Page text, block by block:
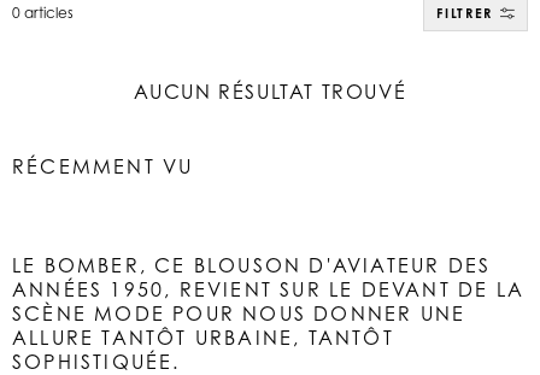
0 articles FILTRER
AUCUN RÉSULTAT TROUVÉ
RÉCEMMENT VU
LE BOMBER, CE BLOUSON D'AVIATEUR DES
ANNÉES 1950, REVIENT SUR LE DEVANT DE LA
SCÈNE MODE POUR NOUS DONNER UNE
ALLURE TANTÔT URBAINE, TANTÔT
SOPHISTIQUÉE.